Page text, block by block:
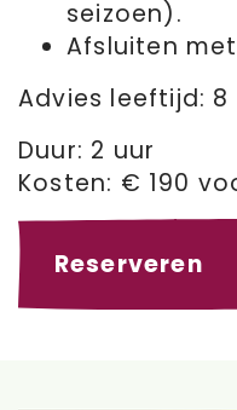
seizoen).
Afsluiten
Advies leeftijd:
Duur: 2 uur
Kosten: € 190
Reserveren